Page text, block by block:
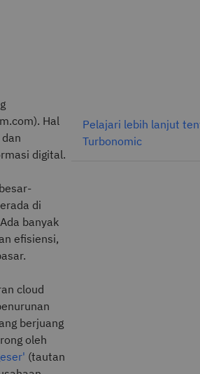
Hal
digital.
di
banyak
efisiensi,
cloud
berjuang
oleh
(tautan
Pelajari lebih lanjut
Turbonomic